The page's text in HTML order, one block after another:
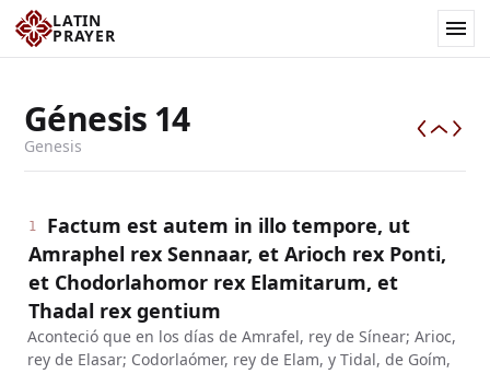
LATIN
PRAYER
Génesis 14
Genesis
1
Factum est autem in illo tempore, ut
Amraphel rex Sennaar, et Arioch rex Ponti,
et Chodorlahomor rex Elamitarum, et
Thadal rex gentium
Aconteció que en los días de Amrafel, rey de Sínear; Arioc,
rey de Elasar; Codorlaómer, rey de Elam, y Tidal, de Goím,